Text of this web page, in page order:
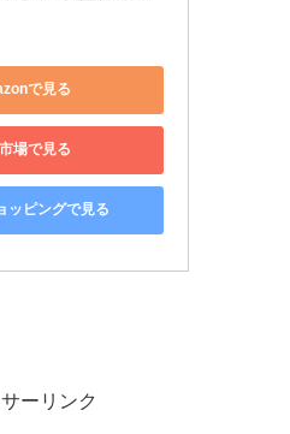
で見る
場で見る
ッピングで見る
ーリンク